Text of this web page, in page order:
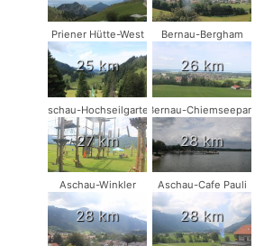
Priener Hütte-West
25 km
Bernau-Bergham
26 km
Aschau-Hochseilgarten
27 km
Bernau-Chiemseepark
28 km
Aschau-Winkler
28 km
Aschau-Cafe Pauli
28 km